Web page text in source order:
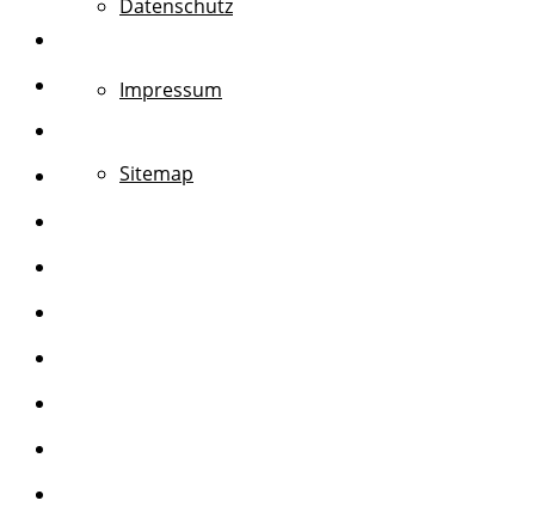
Datenschutz
Impressum
Sitemap